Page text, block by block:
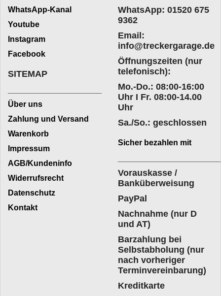
WhatsApp-Kanal
Youtube
Instagram
Facebook
WhatsApp: 01520 675
9362
Email:
info@treckergarage.de
Öffnungszeiten (nur
telefonisch):
Mo.-Do.: 08:00-16:00
Uhr I Fr. 08:00-14.00
Uhr
Sa./So.: geschlossen
SITEMAP
Über uns
Zahlung und Versand
Warenkorb
Impressum
AGB/Kundeninfo
Widerrufsrecht
Datenschutz
Kontakt
Sicher bezahlen mit
Vorauskasse /
Banküberweisung
PayPal
Nachnahme (nur D
und AT)
Barzahlung bei
Selbstabholung (nur
nach vorheriger
Terminvereinbarung)
Kreditkarte